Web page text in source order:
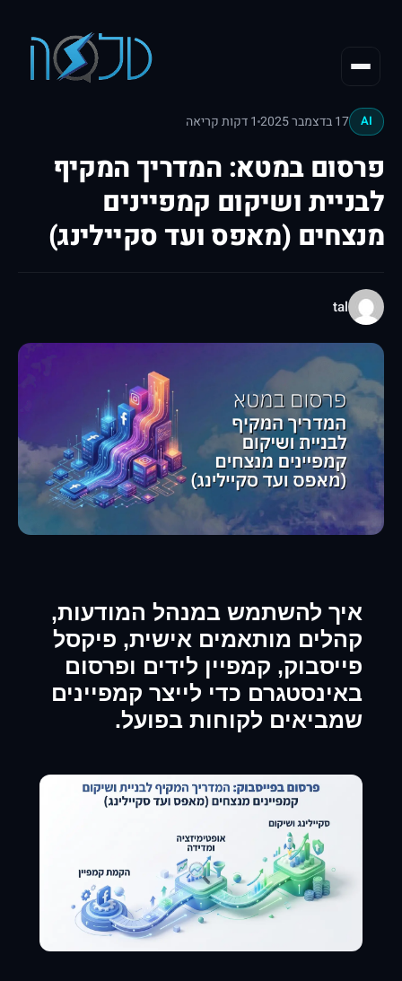
AI 17 בדצמבר 2025 1 דקות קריאה
פרסום במטא: המדריך המקיף
לבניית ושיקום קמפיינים
מנצחים (מאפס ועד סקיילינג)
tal
איך להשתמש במנהל המודעות,
קהלים מותאמים אישית, פיקסל
פייסבוק, קמפיין לידים ופרסום
באינסטגרם כדי לייצר קמפיינים
שמביאים לקוחות בפועל.